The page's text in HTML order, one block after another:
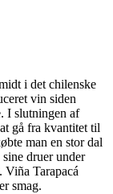
i det chilenske
vin siden
I slutningen af
gå fra kvantitet til
man en stor dal
druer under
Tarapacá
smag.